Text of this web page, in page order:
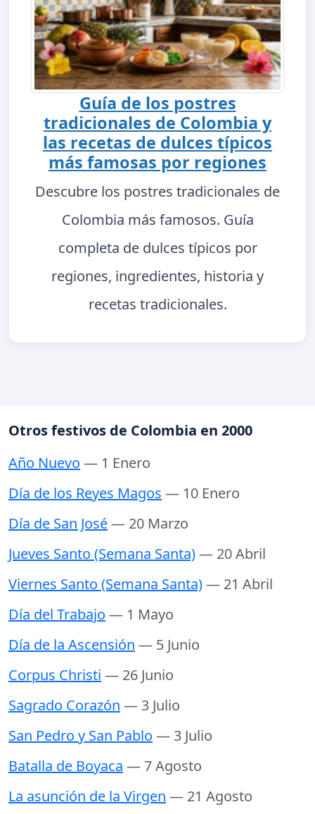
Guía de los postres
tradicionales de Colombia y
las recetas de dulces típicos
más famosas por regiones
Descubre los postres tradicionales de
Colombia más famosos. Guía
completa de dulces típicos por
regiones, ingredientes, historia y
recetas tradicionales.
Otros festivos de Colombia en 2000
Año Nuevo — 1 Enero
Día de los Reyes Magos — 10 Enero
Día de San José— 20 Marzo
Jueves Santo (Semana Santa)— 20 Abril
Viernes Santo (Semana Santa)— 21 Abril
Día del Trabajo — 1 Mayo
Día de la Ascensión — 5 Junio
Corpus Christi — 26 Junio
Sagrado Corazón — 3 Julio
San Pedro y San Pablo — 3 Julio
Batalla de Boyaca — 7 Agosto
La asunción de la Virgen — 21 Agosto